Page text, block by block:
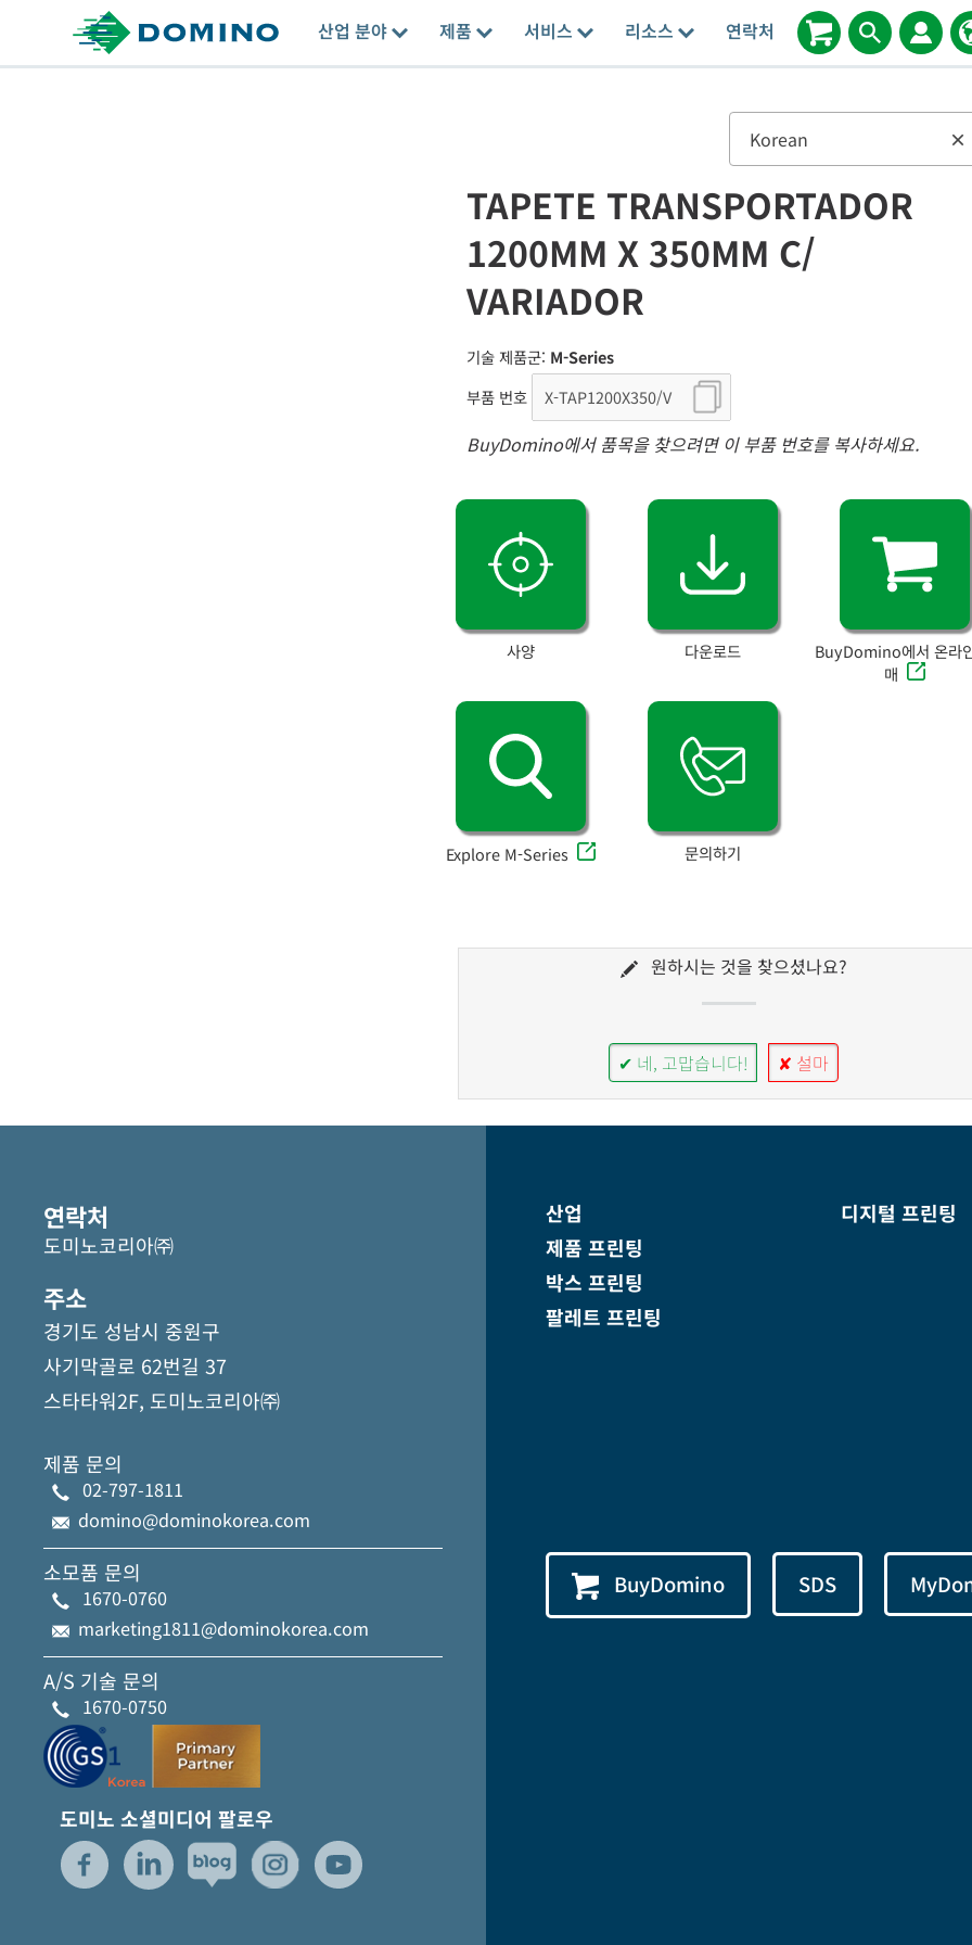
산업 분야 제품 서비스 리소스 연락처
×
Korean
TAPETE TRANSPORTADOR
1200MM X 350MM C/
VARIADOR
기술 제품군: M-Series
부품 번호
BuyDomino에서 품목을 찾으려면 이 부품 번호를 복사하세요.
사양 다운로드
BuyDomino에서 온라
매
Explore M-Series 문의하기
원하시는 것을 찾으셨나요?
✔ 네, 고맙습니다! ✘ 설마
연락처
도미노코리아㈜
주소
경기도 성남시 중원구
사기막골로 62번길 37
스타타워2F, 도미노코리아㈜
제품 문의
02-797-1811
domino@dominokorea.com
소모품 문의
1670-0760
marketing1811@dominokorea.com
A/S 기술 문의
1670-0750
도미노 소셜미디어 팔로우
산업
제품 프린팅
박스 프린팅
팔레트 프린팅
디지털 프린팅
BuyDomino SDS